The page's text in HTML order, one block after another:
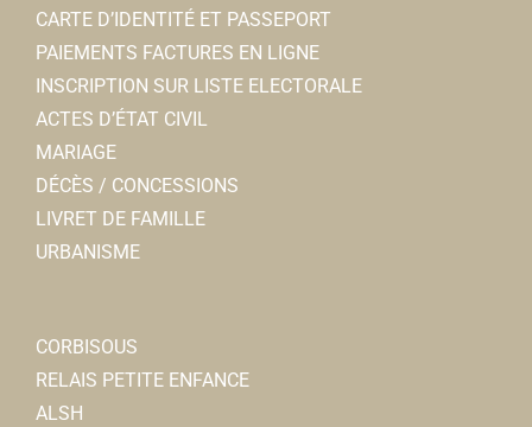
CARTE D’IDENTITÉ ET PASSEPORT
PAIEMENTS FACTURES EN LIGNE
INSCRIPTION SUR LISTE ELECTORALE
ACTES D’ÉTAT CIVIL
MARIAGE
DÉCÈS / CONCESSIONS
LIVRET DE FAMILLE
URBANISME
CORBISOUS
RELAIS PETITE ENFANCE
ALSH